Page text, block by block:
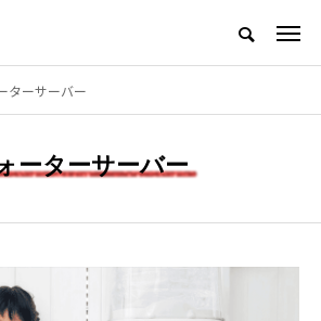
ターサーバー
ーターサーバー
くなる
LIFESTYLE